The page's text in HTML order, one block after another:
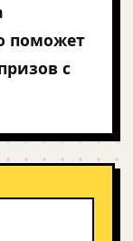
поможет
с